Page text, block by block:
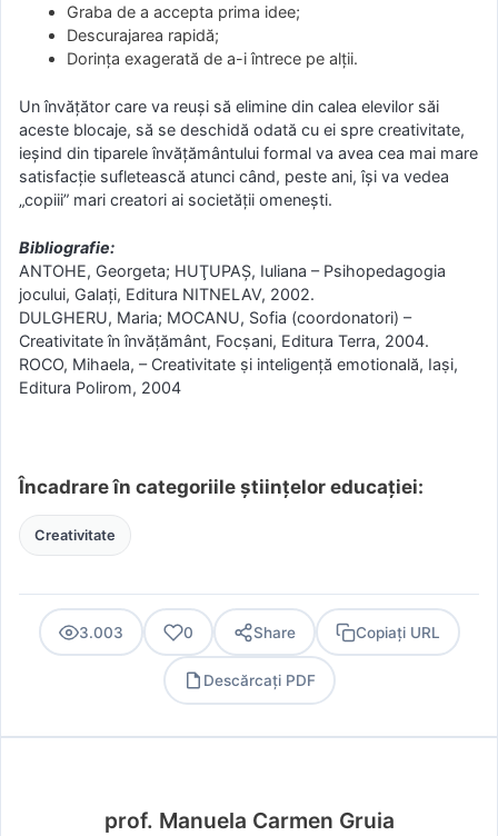
Graba de a accepta prima idee;
Descurajarea rapidă;
Dorința exagerată de a-i întrece pe alţii.
Un învăţător care va reuşi să elimine din calea elevilor săi
aceste blocaje, să se deschidă odată cu ei spre creativitate,
ieşind din tiparele învăţământului formal va avea cea mai mare
satisfacţie sufletească atunci când, peste ani, îşi va vedea
„copiii” mari creatori ai societăţii omeneşti.
Bibliografie:
ANTOHE, Georgeta; HUŢUPAŞ, Iuliana – Psihopedagogia
jocului, Galaţi, Editura NITNELAV, 2002.
DULGHERU, Maria; MOCANU, Sofia (coordonatori) –
Creativitate în învăţământ, Focṣani, Editura Terra, 2004.
ROCO, Mihaela, – Creativitate ṣi inteligenţă emotională, Iaṣi,
Editura Polirom, 2004
Încadrare în categoriile științelor educației:
Creativitate
3.003 0 Share Copiați URL
Descărcați PDF
prof. Manuela Carmen Gruia